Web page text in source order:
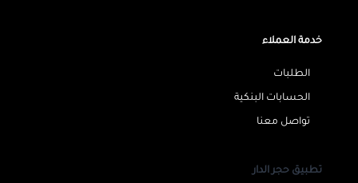
خدمة العملاء
الطلبات
الحسابات البنكية
تواصل معنا
تطبيق حجر الدار